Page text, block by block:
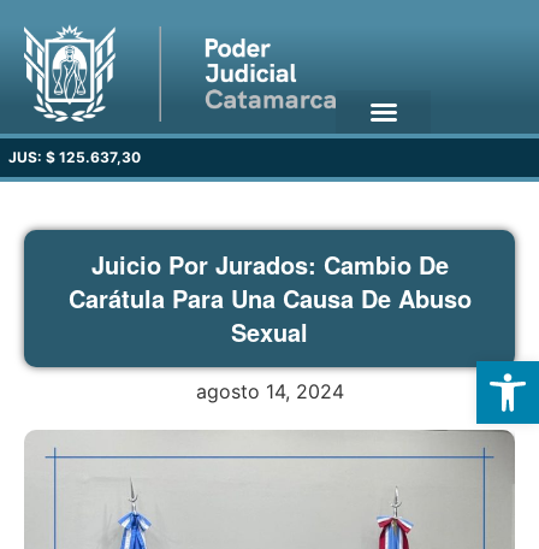
JUS: $ 125.637,30
Juicio Por Jurados: Cambio De
Carátula Para Una Causa De Abuso
Sexual
agosto 14, 2024